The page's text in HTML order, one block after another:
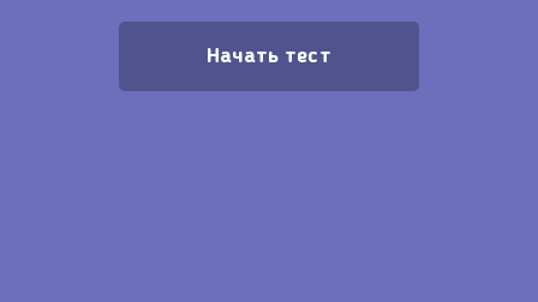
Начать тест